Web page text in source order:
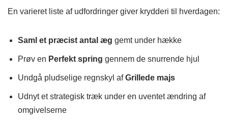
En varieret liste af udfordringer giver krydderi til hverdagen:
Saml et præcist antal æg gemt under hække
Prøv en Perfekt spring gennem de snurrende hjul
Undgå pludselige regnskyl afGrillede majs
Udnyt et strategisk træk under en uventet ændring af
omgivelserne